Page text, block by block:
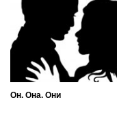
Он. Она. Они